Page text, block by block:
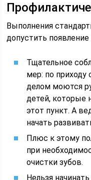
Выполнения
допустить появление
Тщательное
мер: по приходу
делом моются
детей, которые
этот пункт. А
начать
Плюс к этому
при
очистки зубов.
Нельзя